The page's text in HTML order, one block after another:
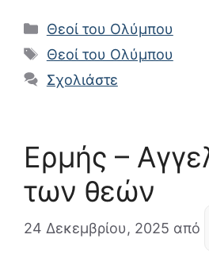
Κατηγορίες
Θεοί του Ολύμπου
Ετικέτες
Θεοί του Ολύμπου
Σχολιάστε
Ερμής –
των θεών
24 Δεκεμβρίου, 2025 από